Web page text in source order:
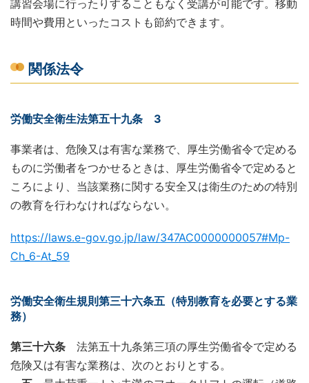
講習会場に行ったりすることもなく受講が可能です。移動
時間や費用といったコストも節約できます。
関係法令
労働安全衛生法第五十九条 3
事業者は、危険又は有害な業務で、厚生労働省令で定める
ものに労働者をつかせるときは、厚生労働省令で定めると
ころにより、当該業務に関する安全又は衛生のための特別
の教育を行わなければならない。
https://laws.e-gov.go.jp/law/347AC0000000057#Mp-
Ch_6-At_59
労働安全衛生規則第三十六条五（特別教育を必要とする業
務）
第三十六条 法第五十九条第三項の厚生労働省令で定める
危険又は有害な業務は、次のとおりとする。